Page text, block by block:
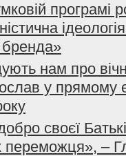
програмі
бренда»
нам про
у прямому
своєї
переможця», –